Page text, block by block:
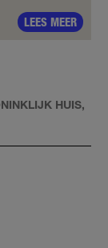
LEES MEER
HUIS,